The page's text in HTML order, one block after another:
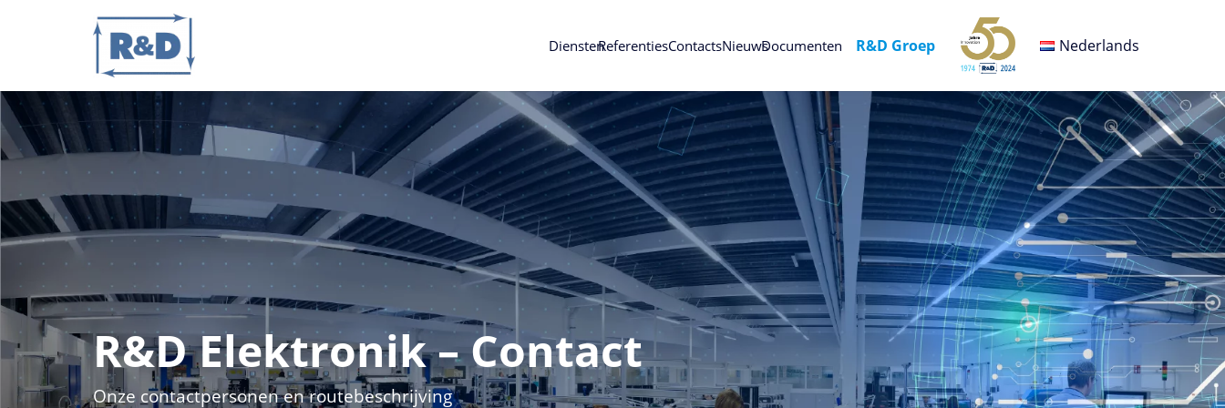
DienstenReferentiesContactsNieuwsDocumenten R&D Groep Nederlands
R&D Elektronik – Contact
Onze contactpersonen en routebeschrijving